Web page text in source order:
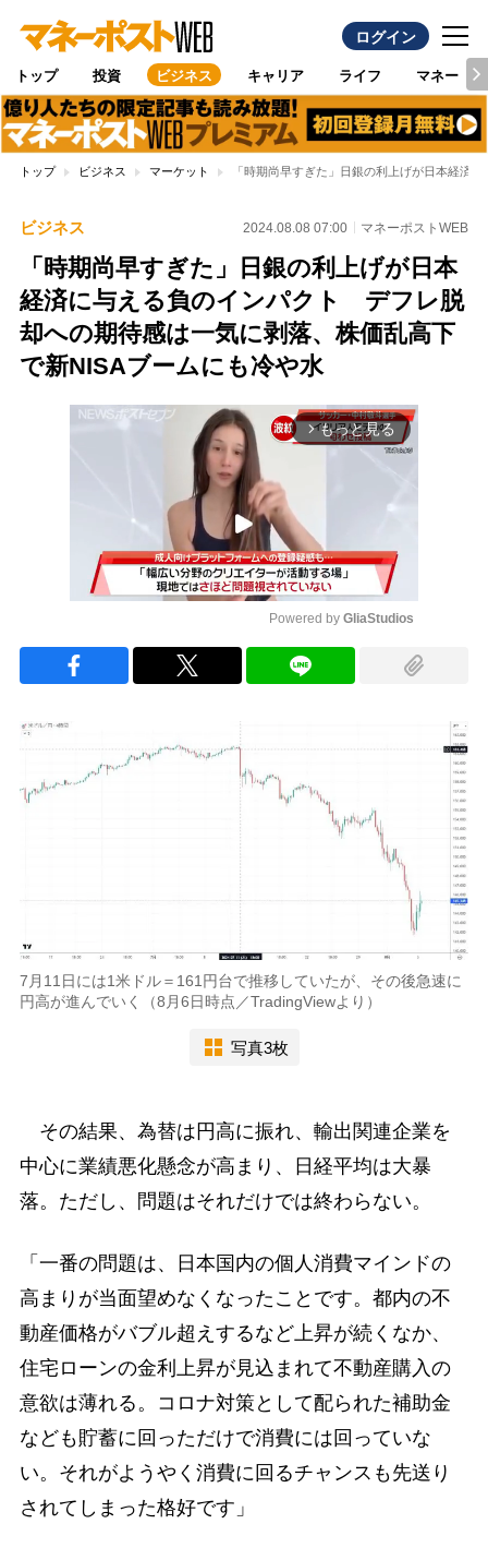
ログイン
トップ 投資 ビジネス キャリア ライフ マネー
トップ ビジネス マーケット 「時期尚早すぎた」日銀の利上げが日本経済
ビジネス 2024.08.08 07:00 マネーポストWEB
「時期尚早すぎた」日銀の利上げが日本
経済に与える負のインパクト デフレ脱
却への期待感は一気に剥落、株価乱高下
で新NISAブームにも冷や水
arrow_forward_ios もっと見る
Powered by GliaStudios
7月11日には1米ドル＝161円台で推移していたが、その後急速に
円高が進んでいく（8月6日時点／TradingViewより）
写真3枚
その結果、為替は円高に振れ、輸出関連企業を
中心に業績悪化懸念が高まり、日経平均は大暴
落。ただし、問題はそれだけでは終わらない。
「一番の問題は、日本国内の個人消費マインドの
高まりが当面望めなくなったことです。都内の不
動産価格がバブル超えするなど上昇が続くなか、
住宅ローンの金利上昇が見込まれて不動産購入の
意欲は薄れる。コロナ対策として配られた補助金
なども貯蓄に回っただけで消費には回っていな
い。それがようやく消費に回るチャンスも先送り
されてしまった格好です」